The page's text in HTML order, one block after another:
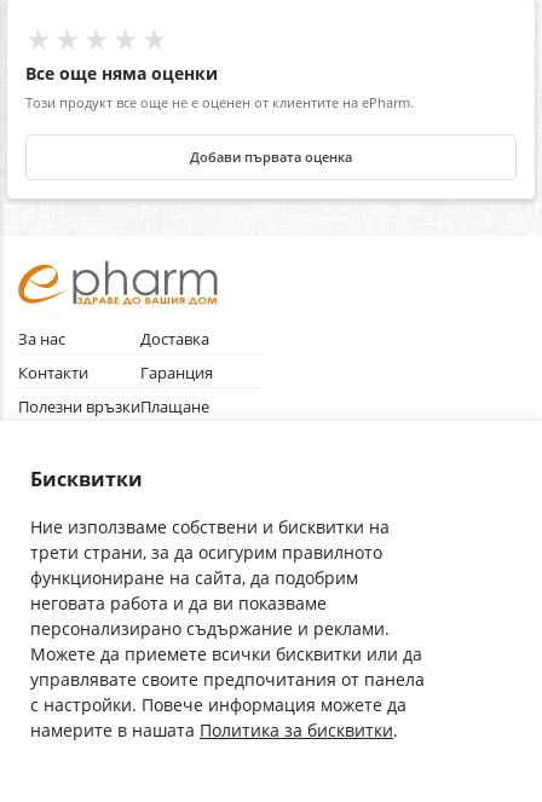
★★★★★
Все още няма оценки
Този продукт все още не е оценен от клиентите на ePharm.
Добави първата оценка
За нас
Контакти
Полезни връзки
Общи условия
Доставка
Гаранция
Плащане
Абонирай се за нашия бюлетин
С абонамента се съгласявам сПолитиката за лични данни.
Онлайн аптека, част от аптеки „Ванчева“
Бисквитки
Ние използваме собствени и бисквитки на
трети страни, за да осигурим правилното
функциониране на сайта, да подобрим
неговата работа и да ви показваме
персонализирано съдържание и реклами.
Можете да приемете всички бисквитки или да
управлявате своите предпочитания от панела
с настройки. Повече информация можете да
намерите в нашата Политика за бисквитки.